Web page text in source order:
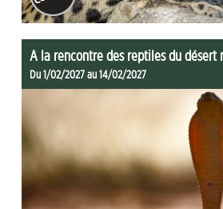
A la rencontre des reptiles du désert
Du 1/02/2027 au 14/02/2027